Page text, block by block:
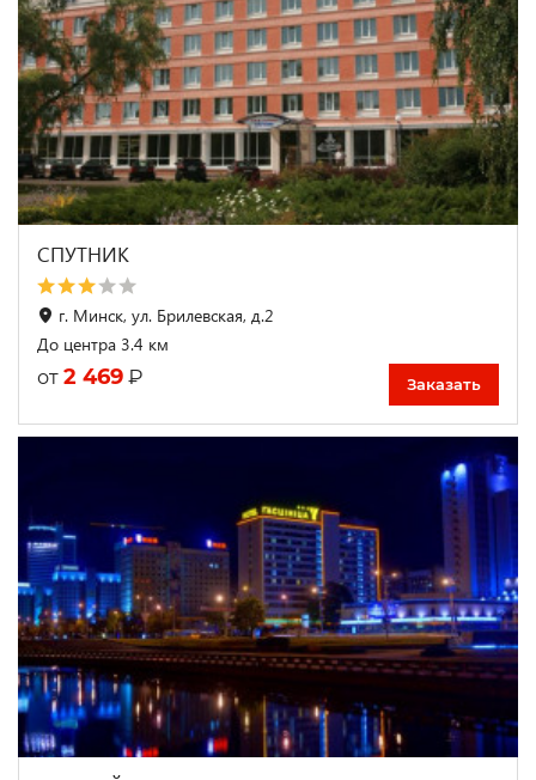
СПУТНИК
г. Минск, ул. Брилевская, д.2
До центра 3.4 км
от 2 469 ₽ Заказать